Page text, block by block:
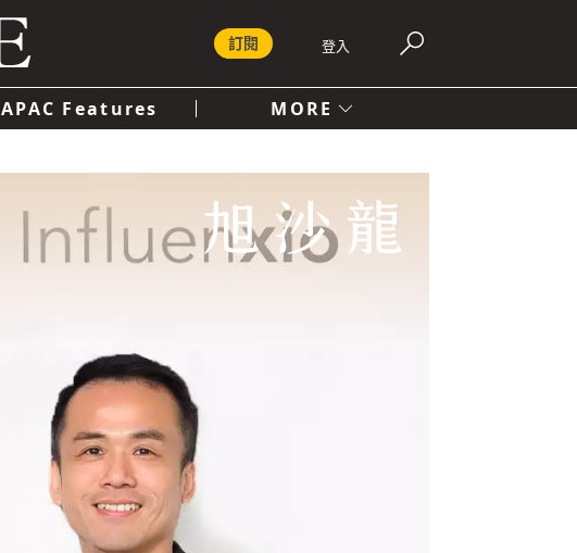
登入
訂閱
APAC Features MORE
社會 人文